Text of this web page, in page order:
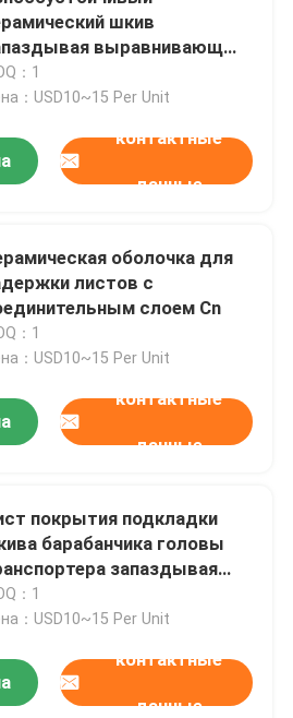
шкив
выравнивающ
барабанчика
：1
：USD10~15 Per Unit
контактные
данные
оболочка для
листов с
слоем Cn
：1
：USD10~15 Per Unit
контактные
данные
покрытия подкладки
барабанчика головы
запаздывая
резиновый
：1
：USD10~15 Per Unit
контактные
данные